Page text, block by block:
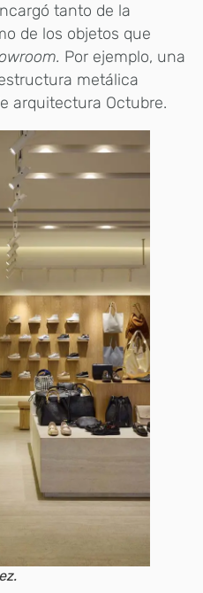
tanto de la
de los objetos que
Por ejemplo, una
metálica
arquitectura Octubre.